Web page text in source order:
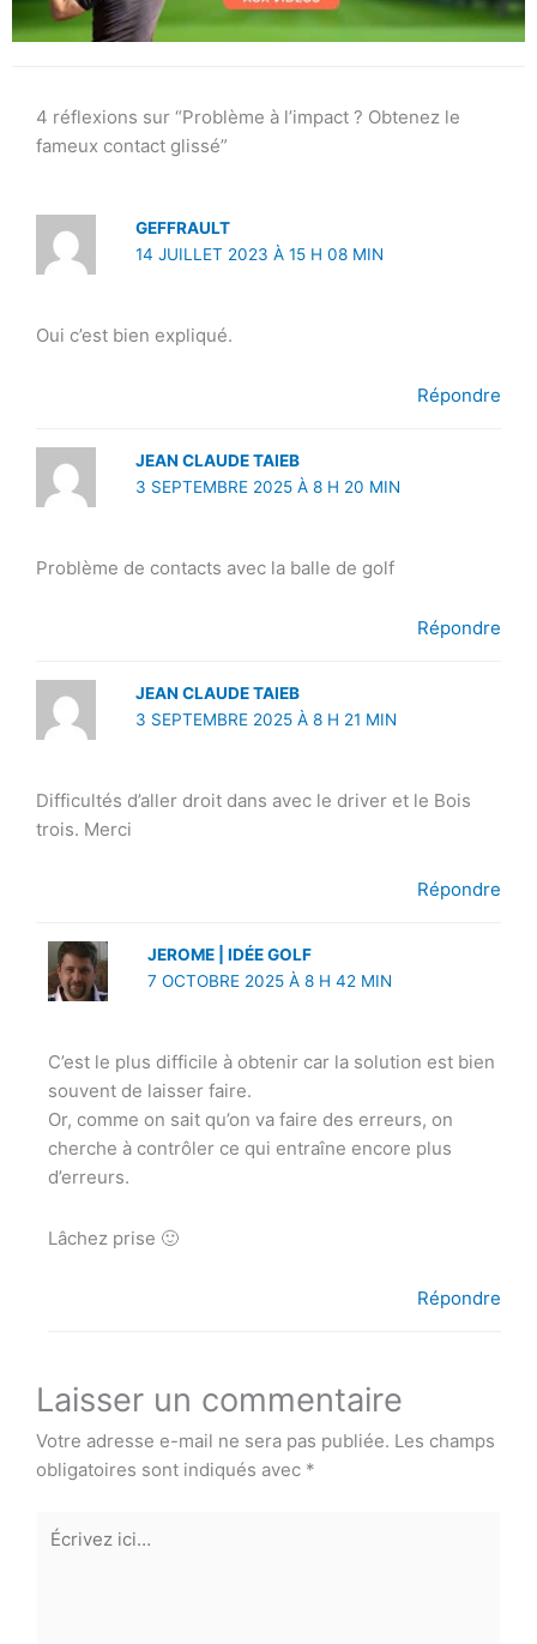
4 réflexions sur “Problème à l’impact ? Obtenez le
fameux contact glissé”
GEFFRAULT
14 JUILLET 2023 À 15 H 08 MIN
Oui c’est bien expliqué.
Répondre
JEAN CLAUDE TAIEB
3 SEPTEMBRE 2025 À 8 H 20 MIN
Problème de contacts avec la balle de golf
Répondre
JEAN CLAUDE TAIEB
3 SEPTEMBRE 2025 À 8 H 21 MIN
Difficultés d’aller droit dans avec le driver et le Bois
trois. Merci
Répondre
JEROME | IDÉE GOLF
7 OCTOBRE 2025 À 8 H 42 MIN
C’est le plus difficile à obtenir car la solution est bien
souvent de laisser faire.
Or, comme on sait qu’on va faire des erreurs, on
cherche à contrôler ce qui entraîne encore plus
d’erreurs.
Lâchez prise 🙂
Répondre
Laisser un commentaire
Votre adresse e-mail ne sera pas publiée. Les champs
obligatoires sont indiqués avec *
Écrivez
ici…